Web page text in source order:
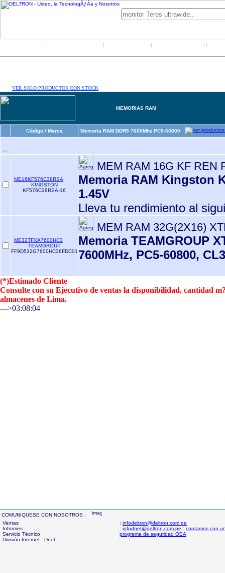
| | | | |
VER SOLO PRODUCTOS CON STOCK
MEMORIAS RAM
Código / Marca Memoria RAM DDR5 7600Mhz PC5-60800
==
ME16KF576C38RSA
KINGSTON
KF576C38RSA-16
MEM RAM 16G KF REN
Memoria RAM Kingston
1.45V
Lleva tu rendimiento al
ME32TFXA7600HC3
TEAMGROUP
FF9D532G7600HC36FDC01
MEM RAM 32G(2X16)
Memoria TEAMGROUP
7600MHz, PC5-60800,
(*)Estimado Cliente
Consulte con su Ejecutivo de ventas la disponibilidad, cantidad
almacenes de Lima.
--->03:08:04
COMUNIQUESE CON NOSOTROS :
Ventas
Informes
Servicio Técnico
División Internet - Dnet
: infodeltron@deltron.com.pe
: infodnet@deltron.com.pe : contamos con
programa de seguridad OEA